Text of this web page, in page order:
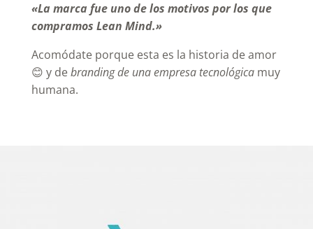
«La marca fue uno de los motivos por los que
compramos Lean Mind.»
Acomódate porque esta es la historia de amor
😊 y debranding de una empresa tecnológicamuy
humana.